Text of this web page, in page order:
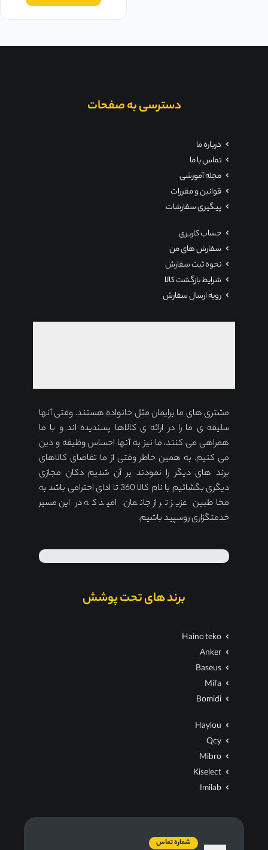
دسترسی به صفحات
درباره ما
تماس با ما
مجله آموزشی
قوانین و مقررات
پیگیری سفارشات
حساب کاربری
سفارش های من
نحوه ثبت سفارش
شرایط بازگشت کالا
رویه ارسال سفارش
مشتری های ما برایمان مثل خانواده هستند. وقتی آنها
سلیقه ی ما را در ارائه ی کالاها پسندیده اند و با ما
همراهی می کنند، ما نیز به آنها احساس وظیفه و دین
می کنیم. به همین خاطر وقتی از ما تقاضای کالاهای
برند های دیگر را نمودند بر آن شدیم دکان مجازی
دیگری بگشائیم با نام کالا 360 تا ادای احترامی باشد به
مخاطبین عزیز تر از جانمان. امید که در این مسیر
خدمتگزاری روسپید باشیم.
برند های تحت پوشش
Haino teko
Anker
Baseus
Mifa
Bomidi
Haylou
Qcy
Mibro
Kiselect
Imilab
شماره تماس